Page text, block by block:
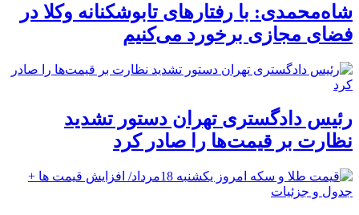
شاه‌محمدی: با رفتارهای تابوشکنانه وکلا در
فضای مجازی برخورد می‌کنیم
رئیس دادگستری تهران دستور تشدید
نظارت بر قیمت‌ها را صادر کرد